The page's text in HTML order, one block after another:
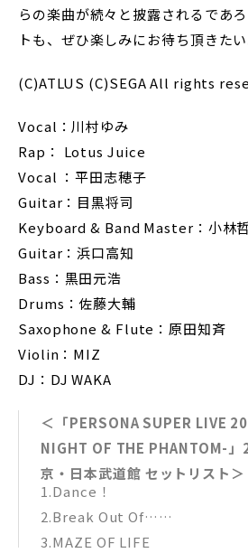
らの楽曲が続々と披露されるであ
トも、ぜひ楽しみにお待ち頂きたい
(C)ATLUS (C)SEGA All rights
Vocal：川村ゆみ
Rap： Lotus Juice
Vocal ：平田志穂子
Guitar：目黒将司
Keyboard & Band Master：小林
Guitar：浜口高知
Bass：黒田元浩
Drums：佐藤大輔
Saxophone & Flute：原田知斉
Violin：MIZ
DJ：DJ WAKA
＜「PERSONA SUPER LIVE
NIGHT OF THE PHANTOM-
京・日本武道館 セットリスト＞
1.Dance！
2.Break Out Of…
3.MAZE OF LIFE